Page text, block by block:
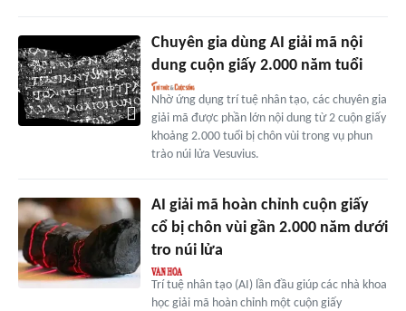
Chuyên gia dùng AI giải mã nội
dung cuộn giấy 2.000 năm tuổi
Nhờ ứng dụng trí tuệ nhân tạo, các chuyên gia
giải mã được phần lớn nội dung từ 2 cuộn giấy
khoảng 2.000 tuổi bị chôn vùi trong vụ phun
trào núi lửa Vesuvius.
AI giải mã hoàn chỉnh cuộn giấy
cổ bị chôn vùi gần 2.000 năm dưới
tro núi lửa
Trí tuệ nhân tạo (AI) lần đầu giúp các nhà khoa
học giải mã hoàn chỉnh một cuộn giấy